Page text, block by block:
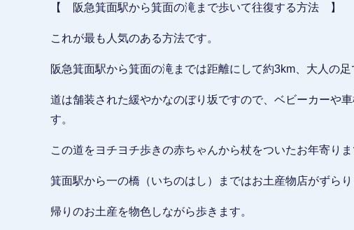
【 阪急箕面駅から箕面の滝まで歩いて往復する方法 】
これが最も人気のある方法です。
阪急箕面駅から箕面の滝までは距離にして約3km、大人の足
道は舗装された緩やかなのぼり坂ですので、ベビーカーや
す。
この道をヨチヨチ歩きの赤ちゃんから杖をついたお年寄り
箕面駅から一の橋（いちのはし）まではお土産物店がずらり
帰りのお土産を物色しながら歩きます。